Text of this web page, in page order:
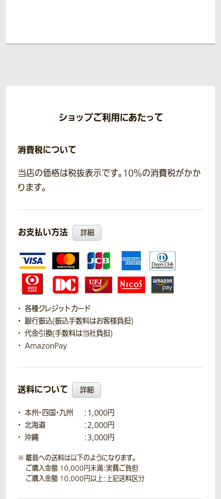
ショップご利用にあたって
消費税について
当店の価格は税抜表示です。10％の消費税がかか
ります。
お支払い方法 詳細
各種クレジットカード
銀行振込(振込手数料はお客様負担)
代金引換(手数料は当社負担)
AmazonPay
送料について 詳細
本州・四国・九州
：1,000円
北海道
：2,000円
沖縄
：3,000円
離島への送料は以下のようになります。
ご購入金額 10,000円未満：実費ご負担
ご購入金額 10,000円以上：上記送料区分